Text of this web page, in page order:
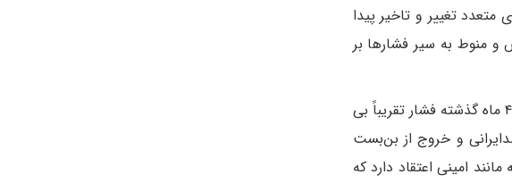
تغییر و تاخیر پیدا
و منوط به سیر فشارها بر
این در حالی است که حمید اسماعیلی، ارزیابی متفاوتی از جواد امینی دارد و بر این باور است که چون در ۴ ماه گذشته فشار تقریباً بی
و خروج از بن‌بست
امینی اعتقاد دارد که